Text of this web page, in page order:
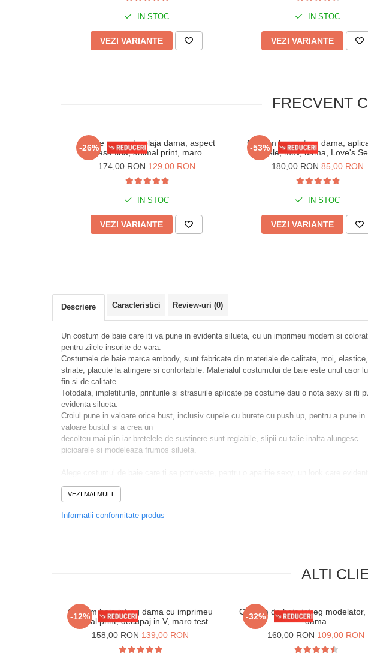
IN STOC
VEZI VARIANTE
IN STOC
VEZI VARIANTE
FRECVENT
-26%
Rochie pareo de plaja dama, aspect
plasa fina, animal print, maro
174,00 RON129,00 RON
IN STOC
VEZI VARIANTE
-53%
Costum baie intreg dama,
bretele, mov, dama, Love's
180,00 RON85,00 RON
IN STOC
VEZI VARIANTE
Descriere Caracteristici Review-uri (0)
Un costum de baie care iti va pune in evidenta silueta, cu un imprimeu modern si colorat
pentru zilele insorite de vara.
Costumele de baie marca embody, sunt fabricate din materiale de calitate, moi, elastice,
striate, placute la atingere si confortabile. Materialul costumului de baie este unul usor
fin si de calitate.
Totodata, impletiturile, printurile si strasurile aplicate pe costume dau o nota sexy si iti
evidenta silueta.
Croiul pune in valoare orice bust, inclusiv cupele cu burete cu push up, pentru a pune in
valoare bustul si a crea un
decolteu mai plin iar bretelele de sustinere sunt reglabile, slipii cu talie inalta alungesc
picioarele si modeleaza frumos silueta.
Se recomanda spalarea manuala sau la masina (program pentru haine delicate) la maxim
20% Elastan
VEZI MAI MULT
Informatii conformitate produs
ALTI
-12%
Costum baie intreg dama cu imprimeu
animal print, decupaj in V, maro test
158,00 RON139,00 RON
-32%
Costum de baie intreg modelator,
dama
160,00 RON109,00 RON